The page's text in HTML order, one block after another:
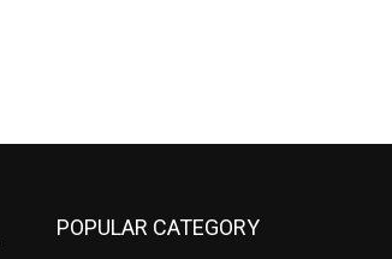
POPULAR CATEGORY